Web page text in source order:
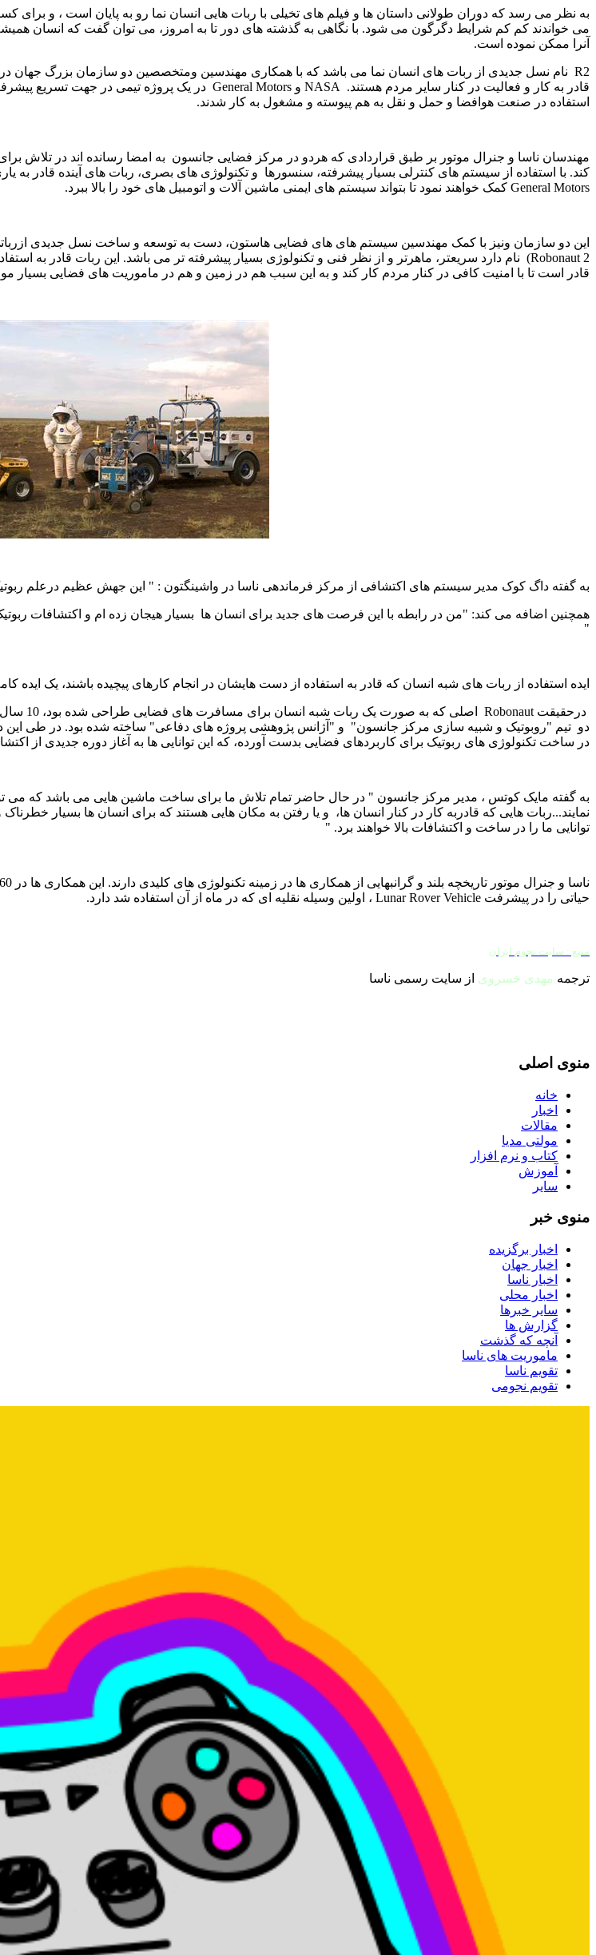
به نظر می رسد که دوران طولانی داستان ها و فیلم های تخیلی با ربات هایی انسان نما رو به پایان است ، و برای
می خواندند کم کم شرایط دگرگون می شود. با نگاهی به گذشته های دور تا به امروز، می توان گفت که انسان
آنرا ممکن نموده است.
R2 نام نسل جدیدی از ربات های انسان نما می باشد که با همکاری مهندسین ومتخصصین دو سازمان بزرگ جهان
قادر به کار و فعالیت در کنار سایر مردم هستند.
NASA و General Motors در یک پروژه تیمی در جهت تسریع
استفاده در صنعت هوافضا و حمل و نقل به هم پیوسته و مشغول به کار شدند.
مهندسان ناسا و جنرال موتور بر طبق قراردادی که هردو در مرکز فضایی جانسون به امضا رسانده اند در تلاش
کند. با استفاده از سیستم های کنترلی بسیار پیشرفته، سنسورها و تکنولوژی های بصری، ربات های آینده قادر به
General Motors کمک خواهند نمود تا بتواند سیستم های ایمنی ماشین آلات و اتومبیل های خود را بالا ببرد.
این دو سازمان ونیز با کمک مهندسین سیستم های های فضایی هاستون، دست به توسعه و ساخت نسل جدیدی
(Robonaut 2 نام دارد سریعتر، ماهرتر و از نظر فنی و تکنولوژی بسیار پیشرفته تر می باشد. این ربات قادر
قادر است تا با امنیت کافی در کنار مردم کار کند و به این سبب هم در زمین و هم در ماموریت های فضایی بسیار
به گفته داگ کوک مدیر سیستم های اکتشافی از مرکز فرماندهی ناسا در واشینگتون : " این جهش عظیم درعلم ربوتیک
همچنین اضافه می کند: "من در رابطه با این فرصت های جدید برای انسان ها بسیار هیجان زده ام و اکتشافات
"
ایده استفاده از ربات های شبه انسان که قادر به استفاده از دست هایشان در انجام کارهای پیچیده باشند، یک ایده
درحقیقت Robonaut اصلی که به صورت یک ربات شبه انسان برای مسافرت های فضایی طراحی شده بود، 10 سال پیش
دو تیم "روبوتیک و شبیه سازی مرکز جانسون" و "آژانس پژوهشی پروژه های دفاعی" ساخته شده بود. در طی این
در ساخت تکنولوژی های ربوتیک برای کاربردهای فضایی بدست آورده، که این توانایی ها به آغاز دوره جدیدی از
به گفته مایک کوتس ، مدیر مرکز جانسون " در حال حاضر تمام تلاش ما برای ساخت ماشین هایی می باشد که می
نمایند...ربات هایی که قادربه کار در کنار انسان ها، و یا رفتن به مکان هایی هستند که برای انسان ها بسیار خطرناک
توانایی ما را در ساخت و اکتشافات بالا خواهند برد. "
حیاتی را در پیشرفت Lunar Rover Vehicle ، اولین وسیله نقلیه ای که در ماه از آن استفاده شد دارد.
منبع : سایت نجوم ایران
ترجمه مهدی خسروی از سایت رسمی ناسا
منوی اصلی
خانه
اخبار
مقالات
مولتی مدیا
کتاب و نرم افزار
آموزش
سایر
منوی خبر
اخبار برگزیده
اخبار جهان
اخبار ناسا
اخبار محلی
سایر خبرها
گزارش ها
آنچه که گذشت
ماموریت های ناسا
تقویم ناسا
تقویم نجومی